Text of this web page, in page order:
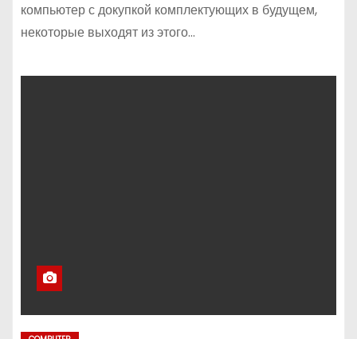
компьютер с докупкой комплектующих в будущем,
некоторые выходят из этого…